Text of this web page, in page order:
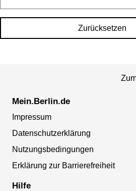
Zurücksetzen
Mein.Berlin.de
Impressum
Datenschutzerklärung
Nutzungsbedingungen
Erklärung zur Barrierefreiheit
Hilfe